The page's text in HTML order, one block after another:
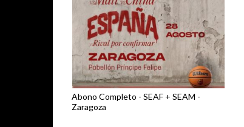
Abono Completo - SEAF + SEAM -
Zaragoza